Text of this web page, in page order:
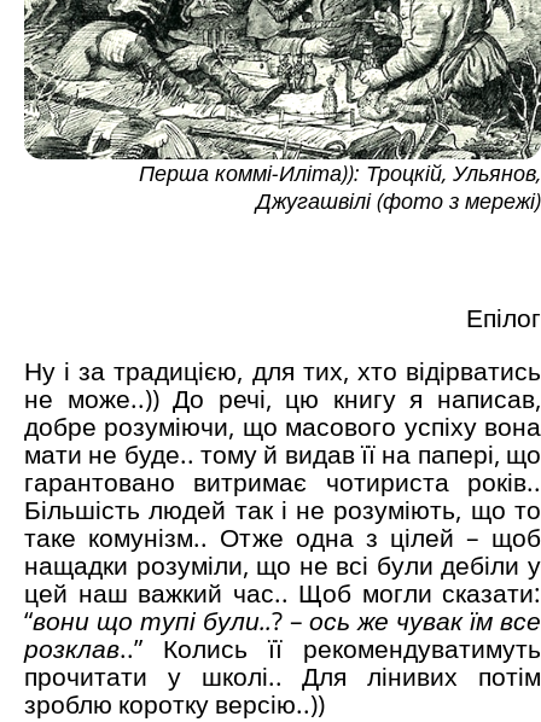
Перша коммі-Иліта)): Троцкій, Ульянов,
Джугашвілі (фото з мережі)
Епілог
Ну і за традицією, для тих, хто відірватись
не може..)) До речі, цю книгу я написав,
добре розуміючи, що масового успіху вона
мати не буде.. тому й видав її на папері, що
гарантовано витримає чотириста років..
Більшість людей так і не розуміють, що то
таке комунізм.. Отже одна з цілей – щоб
нащадки розуміли, що не всі були дебіли у
цей наш важкий час.. Щоб могли сказати:
“вони що тупі були..? –ось же чувак їм все
розклав..” Колись її рекомендуватимуть
прочитати у школі.. Для лінивих потім
зроблю коротку версію..))